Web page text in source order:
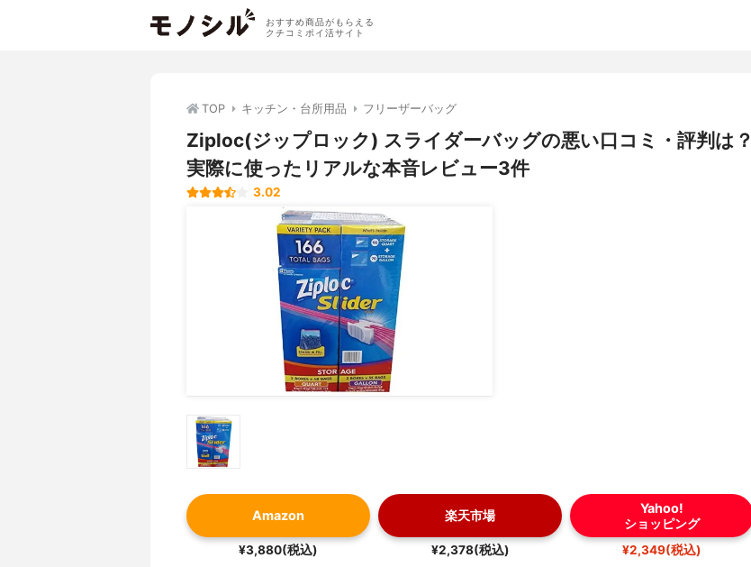
おすすめ商品がもらえる
クチコミポイ活サイト
TOP キッチン・台所用品 フリーザーバッグ
Ziploc(ジップロック) スライダーバッグの悪い口コミ・評判は？
実際に使ったリアルな本音レビュー3件
3.02
Amazon
¥3,880(税込)
楽天市場
¥2,378(税込)
Yahoo!
ショッピング
¥2,349(税込)